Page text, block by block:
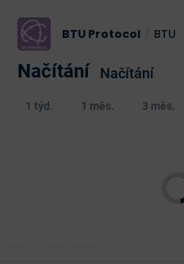
BTU Protocol BTU
Načítání Načítání
1 týd. 1 měs. 3 měs.